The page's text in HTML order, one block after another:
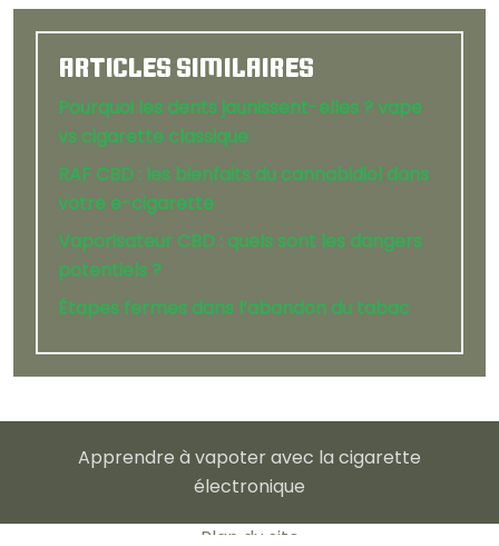
ARTICLES SIMILAIRES
Pourquoi les dents jaunissent-elles ? vape
vs cigarette classique
RAF CBD : les bienfaits du cannabidiol dans
votre e-cigarette
Vaporisateur CBD : quels sont les dangers
potentiels ?
Étapes fermes dans l’abandon du tabac
Apprendre à vapoter avec la cigarette
électronique
Plan du site